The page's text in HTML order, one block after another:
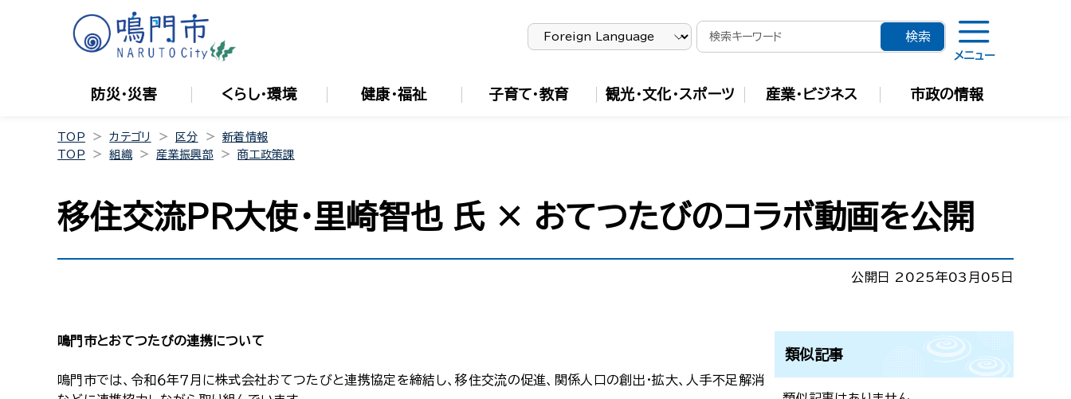
メニュー
防災・災害 くらし・環境 健康・福祉 子育て・教育 観光・文化・スポーツ 産業・ビジネス 市政の情報
TOP カテゴリ 区分
新着情報
TOP
組織 産業振興部 商工政策課
移住交流PR大使・里崎智也 氏 × おてつたびのコラボ動画を公開
公開日 2025年03月05日
鳴門市とおてつたびの連携について
鳴門市では、令和６年７月に株式会社おてつたびと連携協定を締結し、移住交流の促進、関係人口の創出・拡大、人手不足解消
類似記事